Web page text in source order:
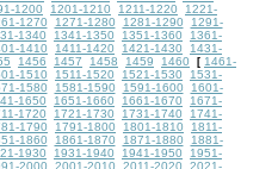
1200 1201-1210 1211-1220
1221-
1270 1271-1280 1281-1290
1291-
1340 1341-1350 1351-1360
1361-
1410 1411-1420 1421-1430
1431-
1456 1457 1458 1459 1460 [ 1461-
1510 1511-1520 1521-1530
1531-
1580 1581-1590 1591-1600
1601-
1650 1651-1660 1661-1670
1671-
1720 1721-1730 1731-1740
1741-
1790 1791-1800 1801-1810
1811-
1860 1861-1870 1871-1880
1881-
1930 1931-1940 1941-1950
1951-
2000 2001-2010 2011-2020 2021-